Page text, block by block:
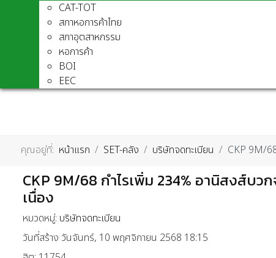
CAT-TOT
สภาหอการค้าไทย
สภาอุตสาหกรรม
หอการค้า
BOI
EEC
คุณอยู่ที่: หน้าแรก SET-คลัง บริษัทจดทะเบียน CKP 9M/
CKP 9M/68 กำไรเพิ่ม 234% อานิสงส์บ
เนื่อง
หมวดหมู่: บริษัทจดทะเบียน
วันที่สร้าง วันจันทร์, 10 พฤศจิกายน 2568 18:15